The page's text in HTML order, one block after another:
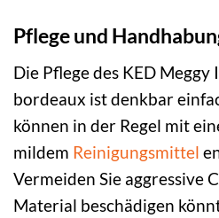
Pflege und
Die Pflege des KED
bordeaux ist denkbar
können in der Regel mit
mildem Reinigungsmittel
Vermeiden Sie aggressive
Material beschädigen